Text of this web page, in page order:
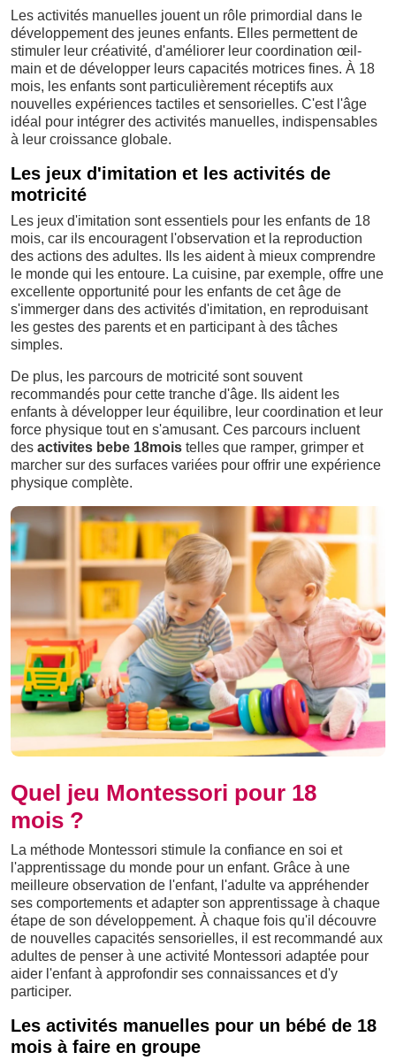
Les activités manuelles jouent un rôle primordial dans le
développement des jeunes enfants. Elles permettent de
stimuler leur créativité, d'améliorer leur coordination œil-
main et de développer leurs capacités motrices fines. À 18
mois, les enfants sont particulièrement réceptifs aux
nouvelles expériences tactiles et sensorielles. C'est l'âge
idéal pour intégrer des activités manuelles, indispensables
à leur croissance globale.
Les jeux d'imitation et les activités de
motricité
Les jeux d'imitation sont essentiels pour les enfants de 18
mois, car ils encouragent l'observation et la reproduction
des actions des adultes. Ils les aident à mieux comprendre
le monde qui les entoure. La cuisine, par exemple, offre une
excellente opportunité pour les enfants de cet âge de
s'immerger dans des activités d'imitation, en reproduisant
les gestes des parents et en participant à des tâches
simples.
De plus, les parcours de motricité sont souvent
recommandés pour cette tranche d'âge. Ils aident les
enfants à développer leur équilibre, leur coordination et leur
force physique tout en s'amusant. Ces parcours incluent
des activites bebe 18mois telles que ramper, grimper et
marcher sur des surfaces variées pour offrir une expérience
physique complète.
Quel jeu Montessori pour 18
mois ?
La méthode Montessori stimule la confiance en soi et
l'apprentissage du monde pour un enfant. Grâce à une
meilleure observation de l'enfant, l'adulte va appréhender
ses comportements et adapter son apprentissage à chaque
étape de son développement. À chaque fois qu'il découvre
de nouvelles capacités sensorielles, il est recommandé aux
adultes de penser à une activité Montessori adaptée pour
aider l'enfant à approfondir ses connaissances et d'y
participer.
Les activités manuelles pour un bébé de 18
mois à faire en groupe